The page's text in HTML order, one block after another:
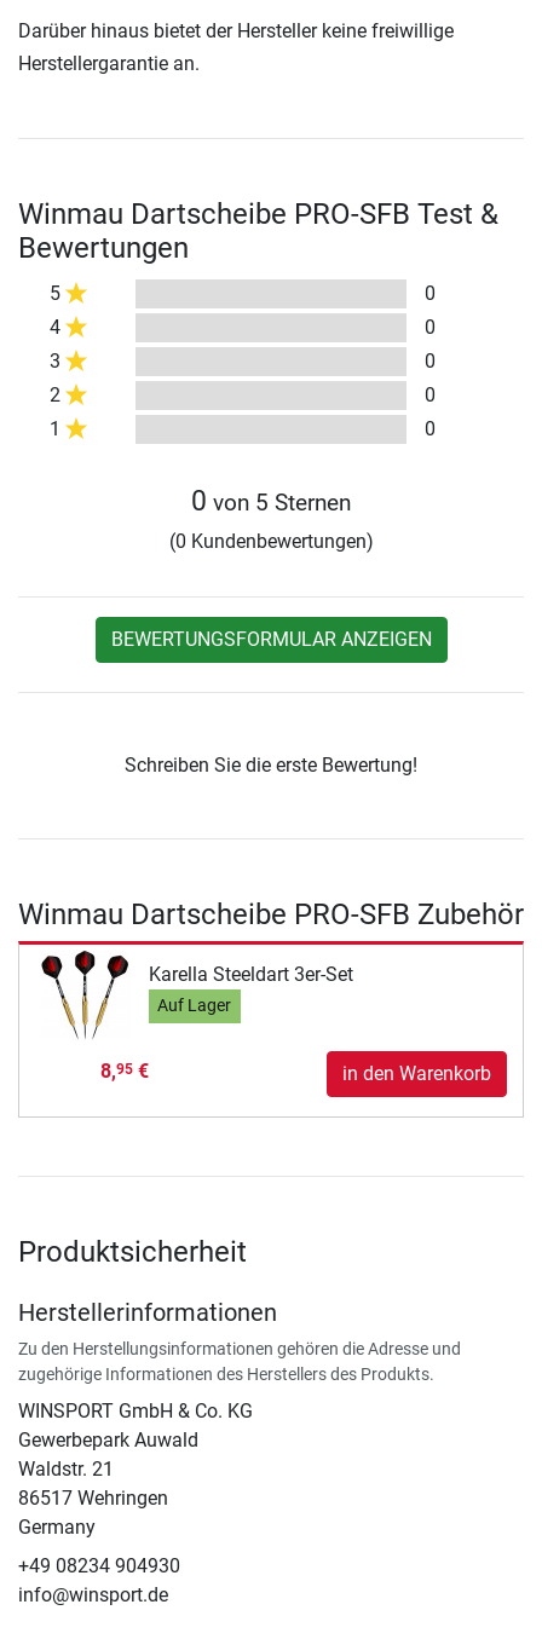
Darüber hinaus bietet der Hersteller keine freiwillige
Herstellergarantie an.
Winmau Dartscheibe PRO-SFB Test &
Bewertungen
5
0
4
0
3
0
2
0
1
0
0 von 5 Sternen
(0 Kundenbewertungen)
BEWERTUNGSFORMULAR ANZEIGEN
Schreiben Sie die erste Bewertung!
Winmau Dartscheibe PRO-SFB Zubehör
Karella Steeldart 3er-Set
Auf Lager
8,95€ in den Warenkorb
Produktsicherheit
Herstellerinformationen
Zu den Herstellungsinformationen gehören die Adresse und
zugehörige Informationen des Herstellers des Produkts.
WINSPORT GmbH & Co. KG
Gewerbepark Auwald
Waldstr. 21
86517 Wehringen
Germany
+49 08234 904930
info@winsport.de